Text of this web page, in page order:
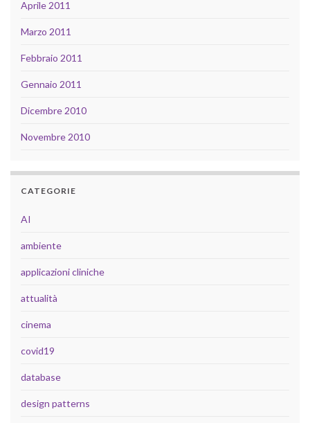
Aprile 2011
Marzo 2011
Febbraio 2011
Gennaio 2011
Dicembre 2010
Novembre 2010
CATEGORIE
AI
ambiente
applicazioni cliniche
attualità
cinema
covid19
database
design patterns